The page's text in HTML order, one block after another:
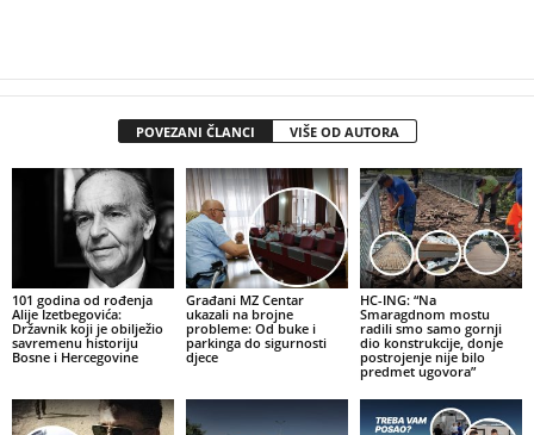
POVEZANI ČLANCI VIŠE OD AUTORA
101 godina od rođenja
Alije Izetbegovića:
Državnik koji je obilježio
savremenu historiju
Bosne i Hercegovine
Građani MZ Centar
ukazali na brojne
probleme: Od buke i
parkinga do sigurnosti
djece
HC-ING: “Na
Smaragdnom mostu
radili smo samo gornji
dio konstrukcije, donje
postrojenje nije bilo
predmet ugovora”